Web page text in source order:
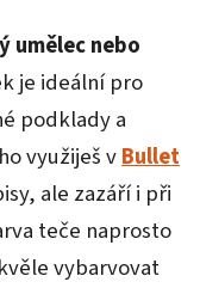
umělec nebo
je ideální pro
podklady a
využiješ vBullet
ale zazáří i při
teče naprosto
vybarvovat